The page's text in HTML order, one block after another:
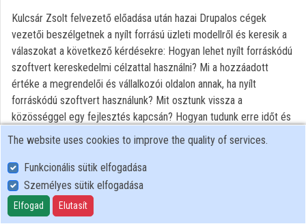
Kulcsár Zsolt felvezető előadása után hazai Drupalos cégek
vezetői beszélgetnek a nyílt forrású üzleti modellről és keresik a
válaszokat a következő kérdésekre: Hogyan lehet nyílt forráskódú
szoftvert kereskedelmi célzattal használni? Mi a hozzáadott
értéke a megrendelői és vállalkozói oldalon annak, ha nyílt
forráskódú szoftvert használunk? Mit osztunk vissza a
közösséggel egy fejlesztés kapcsán? Hogyan tudunk erre időt és
erőforrást allokálni? Ki fizeti ki a visszaosztásra fordított energiát?
Etikai vagy üzleti kérdés az, hogy visszaosztjuk-e a
megoldásainkat? Hol húzódik a határ a visszaosztás és üzleti titok
között? Milyen nyílt üzleti modellekben érdemes ma
Magyarországon gondolkodnunk? Hogyan érdemes tálalni a
megrendelők felé a nyílt üzleti modell előnyeit? Adaptivitás és nyílt
The website uses cookies to improve the quality of services.
Funkcionális sütik elfogadása
Személyes sütik elfogadása
Elfogad Elutasít